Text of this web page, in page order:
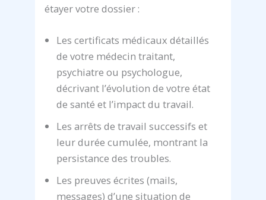
étayer votre dossier :
Les certificats médicaux détaillés
de votre médecin traitant,
psychiatre ou psychologue,
décrivant l’évolution de votre état
de santé et l’impact du travail.
Les arrêts de travail successifs et
leur durée cumulée, montrant la
persistance des troubles.
Les preuves écrites (mails,
messages) d’une situation de